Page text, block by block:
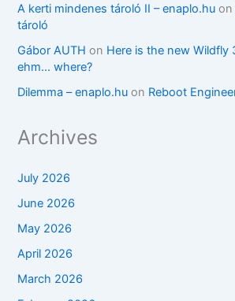
A kerti mindenes tároló II – enaplo.hu
tároló
Gábor AUTH on Here is the new Wildfly
ehm… where?
Dilemma – enaplo.hu on Reboot
Archives
July 2026
June 2026
May 2026
April 2026
March 2026